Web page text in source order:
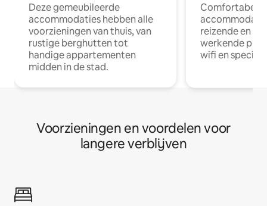
Deze gemeubileerde
accommodaties hebben alle
voorzieningen van thuis, van
rustige berghutten tot
handige appartementen
midden in de stad.
Comfortabele
reizende en
werkende
wifi en
Voorzieningen en voordelen voor
langere verblijven